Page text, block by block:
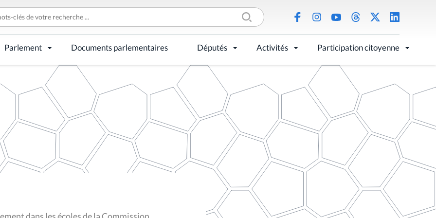
Parlement Documents parlementaires Députés Activités Participation citoyenne
dans les écoles de la Commission